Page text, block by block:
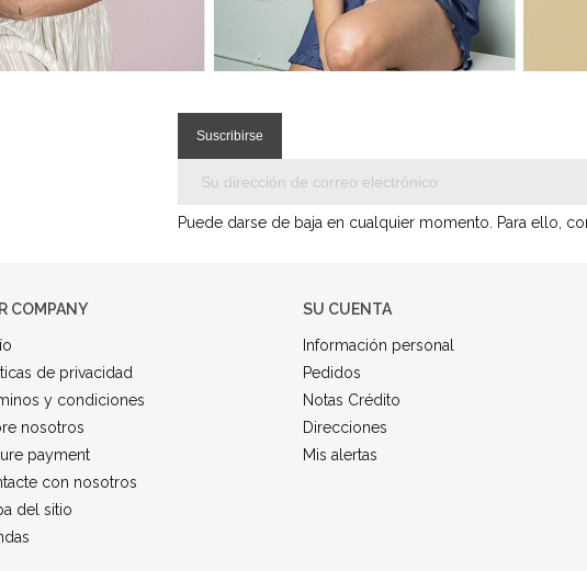
Puede darse de baja en cualquier momento. Para ello,
COMPANY
de privacidad
y condiciones
nosotros
payment
con nosotros
del sitio
SU CUENTA
Información personal
Pedidos
Notas Crédito
Direcciones
Mis alertas